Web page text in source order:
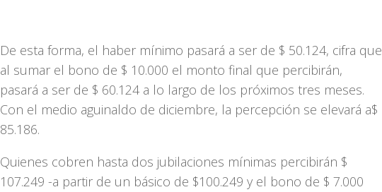
De esta forma, el haber mínimo pasará a ser de $ 50.124, cifra que
al sumar el bono de $ 10.000 el monto final que percibirán,
pasará a ser de $ 60.124 a lo largo de los próximos tres meses.
Con el medio aguinaldo de diciembre, la percepción se elevará a$
85.186.
Quienes cobren hasta dos jubilaciones mínimas percibirán $
107.249 -a partir de un básico de $100.249 y el bono de $ 7.000